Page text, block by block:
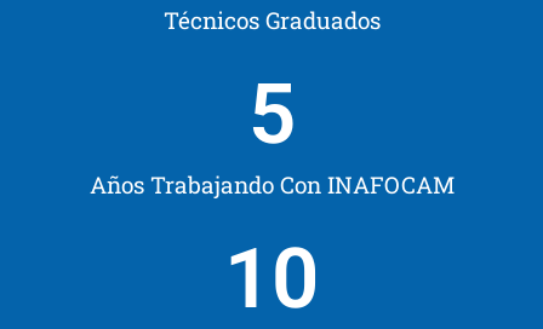
Técnicos Graduados
Años Trabajando Con INAFOCAM
5
10